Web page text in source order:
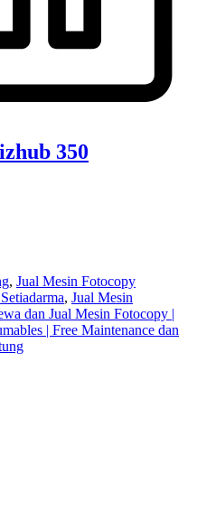
350
, Jual Mesin Fotocopy
, Jual Mesin
dan Jual Mesin Fotocopy |
| Free Maintenance dan